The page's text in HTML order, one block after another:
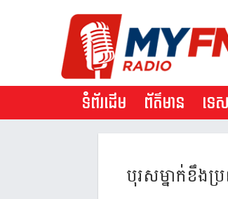
ទំព័រដើម ព័ត៌មាន ទេ
បុរសម្នាក់ខឹងប្